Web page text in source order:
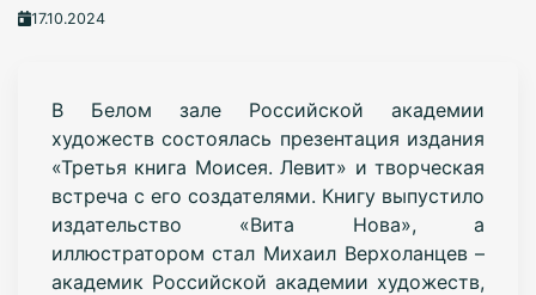
17.10.2024
В Белом зале Российской академии
художеств состоялась презентация издания
«Третья книга Моисея. Левит» и творческая
встреча с его создателями. Книгу выпустило
издательство «Вита Нова», а
иллюстратором стал Михаил Верхоланцев –
академик Российской академии художеств,